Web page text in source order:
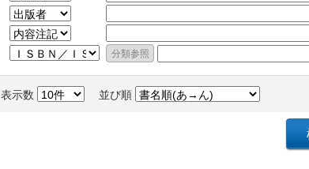
表示数 並び順